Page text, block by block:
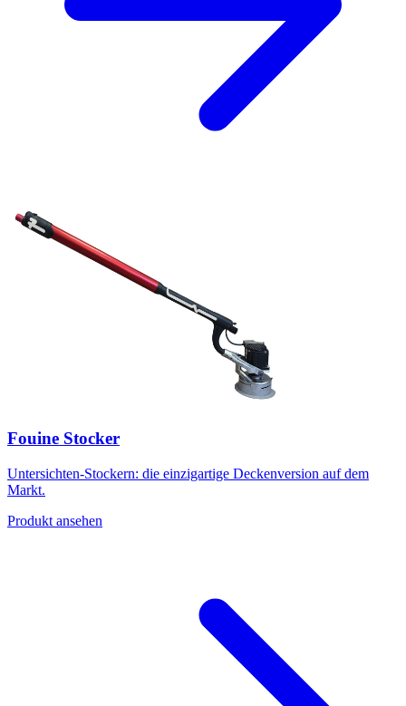
Fouine Stocker
Untersichten-Stockern: die einzigartige Deckenversion auf dem
Markt.
Produkt ansehen